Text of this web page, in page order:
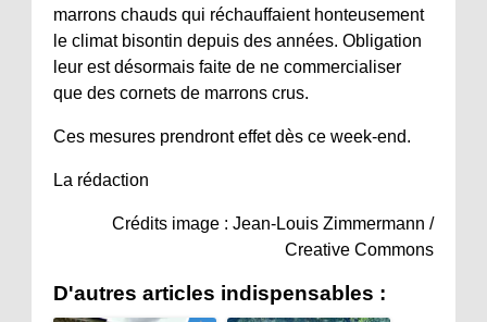
marrons chauds qui réchauffaient honteusement
le climat bisontin depuis des années. Obligation
leur est désormais faite de ne commercialiser
que des cornets de marrons crus.
Ces mesures prendront effet dès ce week-end.
La rédaction
Crédits image : Jean-Louis Zimmermann /
Creative Commons
D'autres articles indispensables :